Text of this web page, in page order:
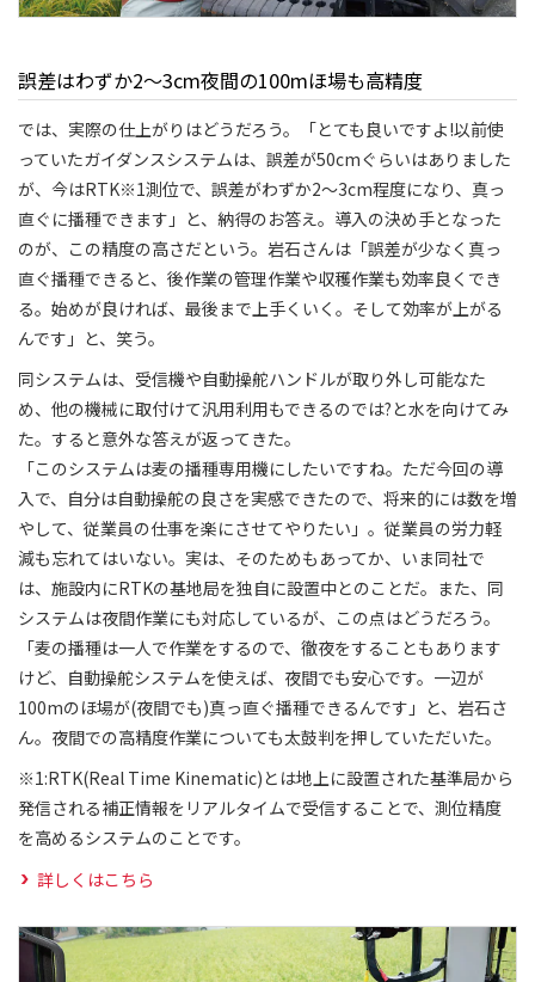
誤差はわずか2～3cm夜間の100mほ場も高精度
では、実際の仕上がりはどうだろう。「とても良いですよ!以前使
っていたガイダンスシステムは、誤差が50cmぐらいはありました
が、今はRTK※1測位で、誤差がわずか2～3cm程度になり、真っ
直ぐに播種できます」と、納得のお答え。導入の決め手となった
のが、この精度の高さだという。岩石さんは「誤差が少なく真っ
直ぐ播種できると、後作業の管理作業や収穫作業も効率良くでき
る。始めが良ければ、最後まで上手くいく。そして効率が上がる
んです」と、笑う。
同システムは、受信機や自動操舵ハンドルが取り外し可能なた
め、他の機械に取付けて汎用利用もできるのでは?と水を向けてみ
た。すると意外な答えが返ってきた。
「このシステムは麦の播種専用機にしたいですね。ただ今回の導
入で、自分は自動操舵の良さを実感できたので、将来的には数を増
やして、従業員の仕事を楽にさせてやりたい」。従業員の労力軽
減も忘れてはいない。実は、そのためもあってか、いま同社で
は、施設内にRTKの基地局を独自に設置中とのことだ。また、同
システムは夜間作業にも対応しているが、この点はどうだろう。
「麦の播種は一人で作業をするので、徹夜をすることもあります
けど、自動操舵システムを使えば、夜間でも安心です。一辺が
100mのほ場が(夜間でも)真っ直ぐ播種できるんです」と、岩石さ
ん。夜間での高精度作業についても太鼓判を押していただいた。
※1:RTK(Real Time Kinematic)とは地上に設置された基準局から
発信される補正情報をリアルタイムで受信することで、測位精度
を高めるシステムのことです。
詳しくはこちら